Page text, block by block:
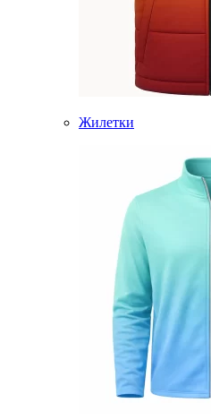
Жилетки